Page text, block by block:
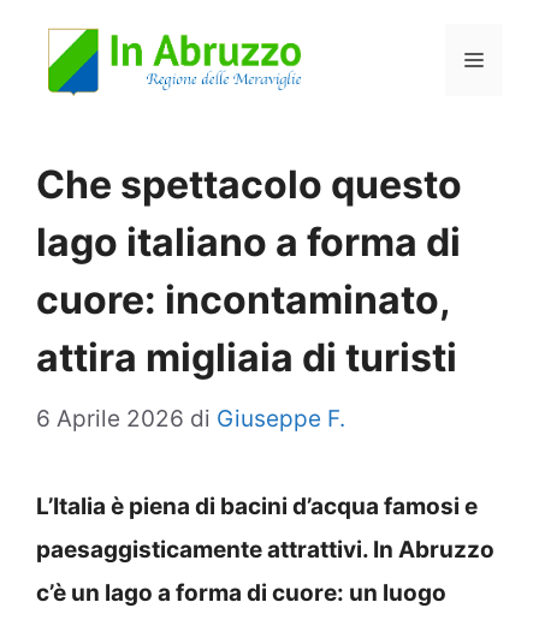
Menu
Che spettacolo questo
lago italiano a forma di
cuore: incontaminato,
attira migliaia di turisti
6 Aprile 2026 di Giuseppe F.
L’Italia è piena di bacini d’acqua famosi e
paesaggisticamente attrattivi. In Abruzzo
c’è un lago a forma di cuore: un luogo